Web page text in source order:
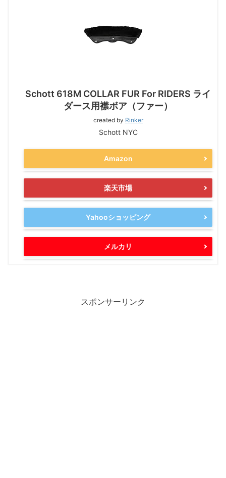
Schott 618M COLLAR FUR For RIDERS ライ
ダース用襟ボア（ファー）
created by Rinker
Schott NYC
Amazon
楽天市場
Yahooショッピング
メルカリ
スポンサーリンク